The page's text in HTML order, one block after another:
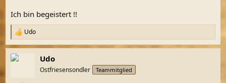
Ich bin begeistert !!
R
e
a
k
Udo
Udo
Ostfriesensondler Teammitglied